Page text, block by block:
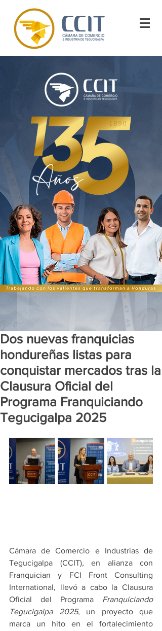
Dos nuevas franquicias
hondureñas listas para
conquistar mercados tras la
Clausura Oficial del
Programa Franquiciando
Tegucigalpa 2025
Cámara de Comercio e Industrias de
Tegucigalpa (CCIT), en alianza con
Franquician y FCI Front Consulting
International, llevó a cabo la Clausura
Oficial del Programa Franquiciando
Tegucigalpa 2025, un proyecto que
marca un hito en el fortalecimiento